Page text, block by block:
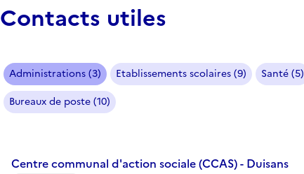
Contacts utiles
Administrations (3) Etablissements scolaires (9) Santé (5)
Bureaux de poste (10)
Centre communal d'action sociale (CCAS) - Duisans